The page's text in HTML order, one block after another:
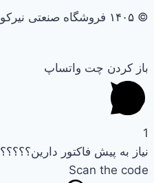
© ۱۴۰۵ فروشگاه صنعتی نیرکو - قالب وردپرس توسط
باز کردن چت واتساپ
1
نیاز به پیش فاکتور دارین؟؟؟؟؟
Scan the code